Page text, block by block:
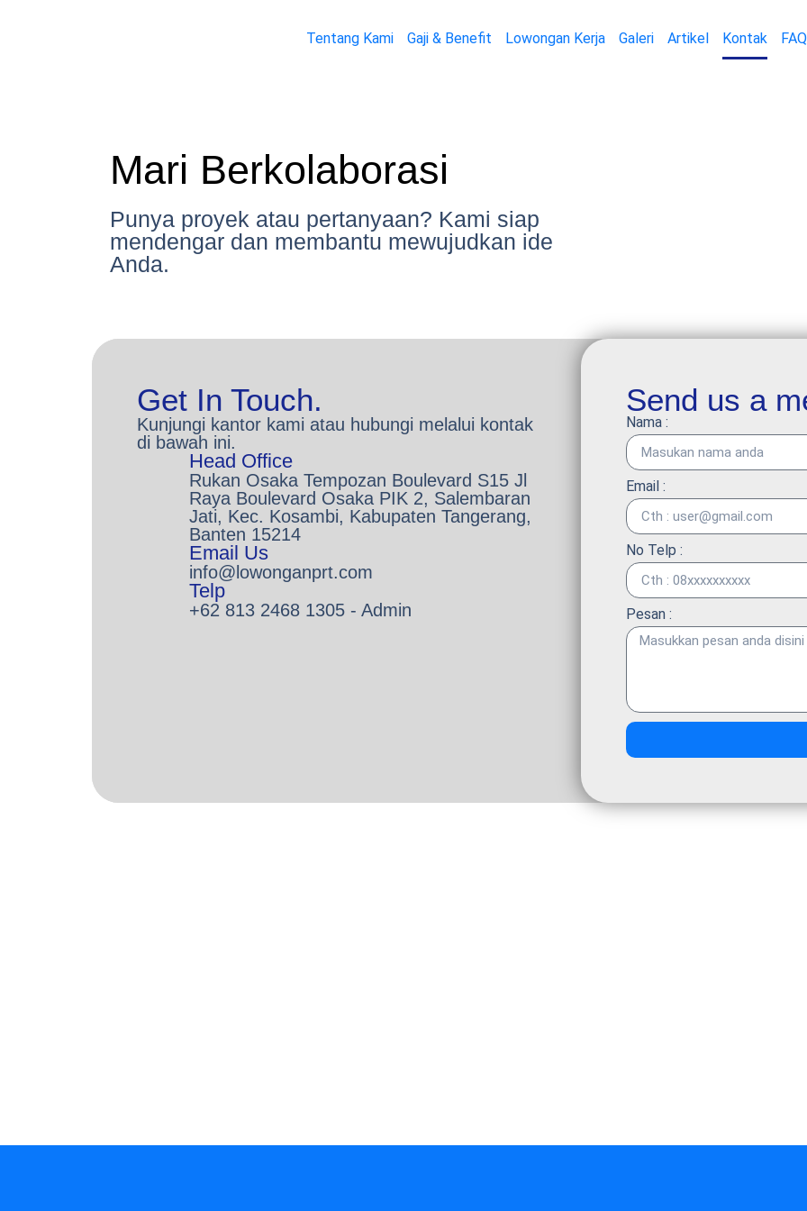
Tentang Kami Gaji & Benefit Lowongan Kerja Galeri Artikel Kontak FAQ
Mari Berkolaborasi
Punya proyek atau pertanyaan? Kami siap
mendengar dan membantu mewujudkan ide
Anda.
Get In Touch.
Kunjungi kantor kami atau hubungi melalui kontak
di bawah ini.
Head Office
Rukan Osaka Tempozan Boulevard S15 Jl
Raya Boulevard Osaka PIK 2, Salembaran
Jati, Kec. Kosambi, Kabupaten Tangerang,
Banten 15214
Email Us
info@lowonganprt.com
Telp
+62 813 2468 1305 - Admin
Send us a
Nama :
Email :
No Telp :
Pesan :